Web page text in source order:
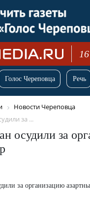
Голос Череповца Речь
Новости Череповца
за ...
осудили за